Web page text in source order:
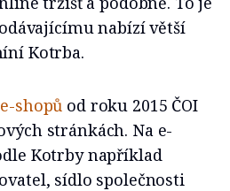
nabízí větší
Kotrba.
shopů od roku 2015 ČOI
stránkách. Na e-
Kotrby například
sídlo společnosti